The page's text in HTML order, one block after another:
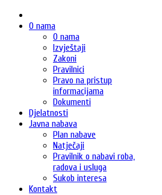
O nama
O nama
Izvještaji
Zakoni
Pravilnici
Pravo na pristup
informacijama
Dokumenti
Djelatnosti
Javna nabava
Plan nabave
Natječaji
Pravilnik o nabavi roba,
radova i usluga
Sukob interesa
Kontakt